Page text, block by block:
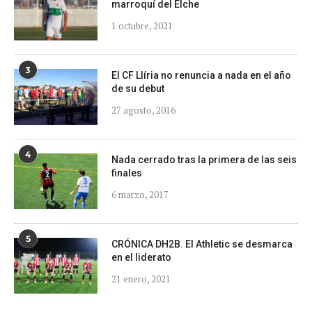
marroquí del Elche
1 octubre, 2021
3
El CF Llíria no renuncia a nada en el año
de su debut
27 agosto, 2016
4
Nada cerrado tras la primera de las seis
finales
6 marzo, 2017
5
CRÓNICA DH2B. El Athletic se desmarca
en el liderato
21 enero, 2021